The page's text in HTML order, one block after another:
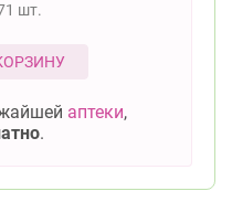
шт.
аптеки,
.